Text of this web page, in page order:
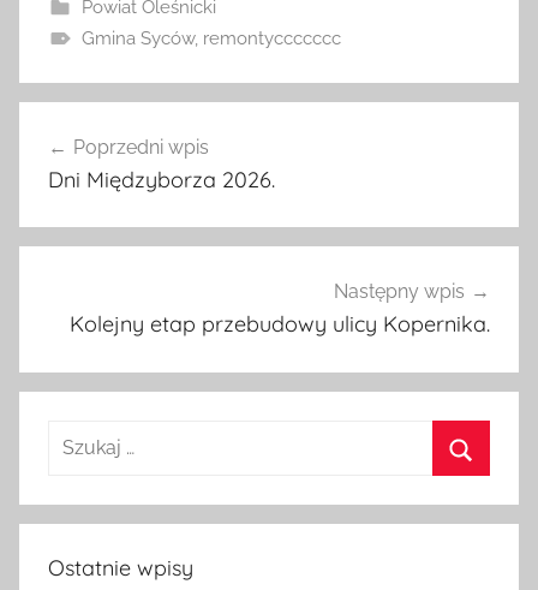
Powiat Oleśnicki
Gmina Syców, remontyccccccc
wpisu
Poprzedni wpis
Dni Międzyborza 2026.
Następny wpis
Kolejny etap przebudowy ulicy Kopernika.
Szukaj:
Ostatnie wpisy